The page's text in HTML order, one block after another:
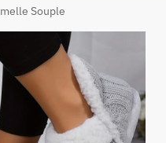
Souple